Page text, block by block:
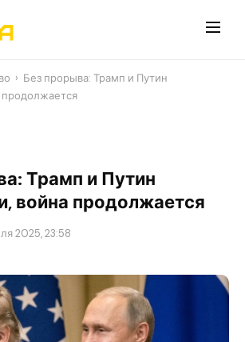
› ​Без прорыва: Трамп и Путин
продолжается
Трамп и Путин
война продолжается
2025, 23:58